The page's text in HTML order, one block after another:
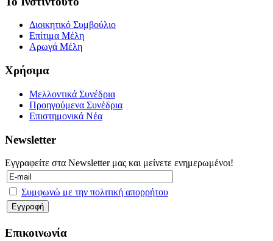
Διοικητικό Συμβούλιο
Επίτιμα Μέλη
Αρωγά Μέλη
Χρήσιμα
Μελλοντικά Συνέδρια
Προηγούμενα Συνέδρια
Επιστημονικά Νέα
Newsletter
Εγγραφείτε στα Newsletter μας και μείνετε ενημερωμένοι!
Συμφωνώ με την πολιτική απορρήτου
Επικοινωνία